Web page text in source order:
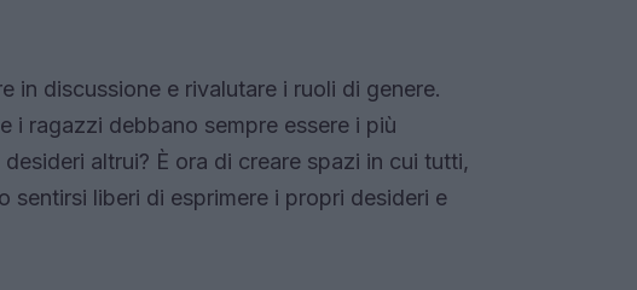
in discussione e rivalutare i ruoli di genere.
i ragazzi debbano sempre essere i più
altrui? È ora di creare spazi in cui tutti,
sentirsi liberi di esprimere i propri desideri e